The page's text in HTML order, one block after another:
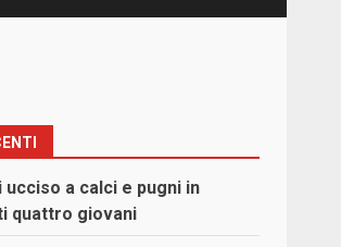
ucciso a calci e pugni in
quattro giovani